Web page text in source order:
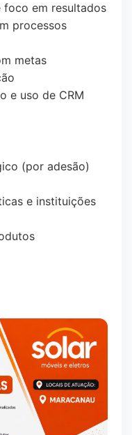
foco em resultados
processos
metas
e uso de CRM
(por adesão)
e instituições